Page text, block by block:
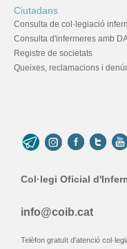
Ciutadans
Consulta de col·legiació
Consulta d'infermeres amb
Registre de societats
Queixes, reclamacions i
Col·legi Oficial
info@coib.cat
Telèfon gratuït d'atenció